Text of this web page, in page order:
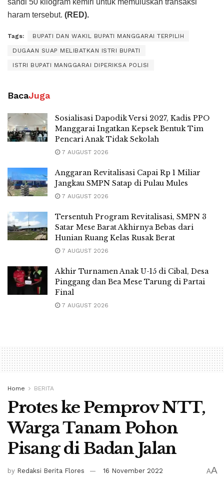
haram tersebut. (RED).
Tags: BUPATI DAN WAKIL BUPATI MANGGARAI TERPILIH
DUGAAN SUAP MELIBATKAN ISTRI BUPATI
ISTRI BUPATI MANGGARAI DIPERIKSA POLISI
BacaJuga
Sosialisasi Dapodik Versi 2027, Kadis PPO
Manggarai Ingatkan Kepsek Bentuk Tim
Pencari Anak Tidak Sekolah
7 AUGUST 2026
Anggaran Revitalisasi Capai Rp 1 Miliar
Jangkau SMPN Satap di Pulau Mules
7 AUGUST 2026
Tersentuh Program Revitalisasi, SMPN 3
Satar Mese Barat Akhirnya Bebas dari
Hunian Ruang Kelas Rusak Berat
7 AUGUST 2026
Akhir Turnamen Anak U-15 di Cibal, Desa
Pinggang dan Bea Mese Tarung di Partai
Final
7 AUGUST 2026
Home BERITA
Protes ke Pemprov NTT,
Warga Tanam Pohon
Pisang di Badan Jalan
by Redaksi Berita Flores 16 November 2022 AA